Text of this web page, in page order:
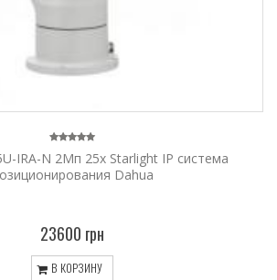
IRA-N 2Мп 25x Starlight IP система
Dahua
23600 грн
В КОРЗИНУ